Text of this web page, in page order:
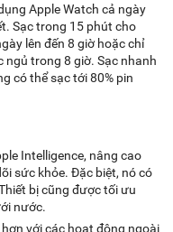
Apple Watch cả ngày
Sạc trong 15 phút cho
lên đến 8 giờ hoặc chỉ
ngủ trong 8 giờ. Sạc nhanh
có thể sạc tới 80% pin
Intelligence, nâng cao
sức khỏe. Đặc biệt, nó có
bị cũng được tối ưu
nước.
với các hoạt động ngoài